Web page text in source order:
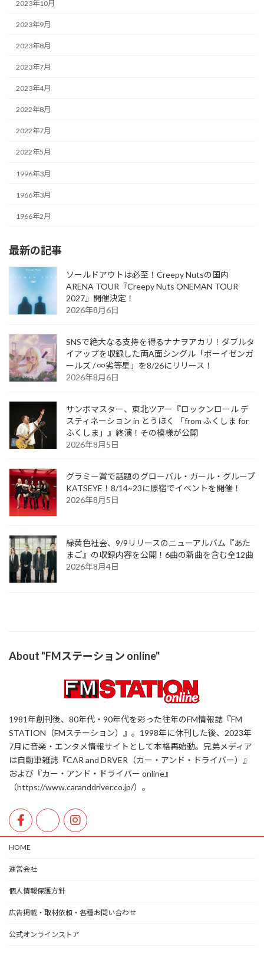
2023年10月
2023年9月
2023年8月
2023年7月
2023年4月
2022年8月
2022年7月
2022年5月
1996年3月
1966年3月
1966年2月
最新の記事
ソールドアウトは必至！Creepy Nutsの国内
ARENA TOUR『Creepy Nuts ONEMAN TOUR
2027』開催決定！
2026年8月6日
SNSで絶大なる支持を得るナナヲアカリ！ダブルタ
イアップを収録した両A面シングル「ボーイゼンガ
ールズ / ∞劣等星」を8/26にリリース！
2026年8月6日
サンボマスター、東北ツアー『ロックンロール デ
スティネーション in とうほく 「from ふくしま for
ふくしま」』終演！その模様が公開
2026年8月5日
グラミー賞で話題のグローバル・ガール・グループ
KATSEYE！8/14~23に原宿でイベントを開催！
2026年8月5日
緑黄色社会、9/9リリースのニューアルバム『あた
まご』の収録内容を公開！6曲の新曲を含む全12曲
2026年8月4日
About "FMステーション online"
1981年創刊後、80年代・90年代を彩った往年のFM情報誌『FM
STATION（FMステーション）』。1998年に休刊した後、2023年
7月に音楽・エンタメ情報サイトとして本格再始動。兄弟メディア
は自動車雑誌『CAR and DRVER（カー・アンド・ドライバー）』
および『カー・アンド・ドライバー online』
（https://www.caranddriver.co.jp/）。
HOME
運営会社
個人情報保護方針
広告掲載・取材依頼・各種お問い合わせ
公式オンラインストア